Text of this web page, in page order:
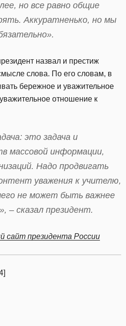
но все равно общие
Аккуратненько, но мы
назвал и престиж
слова. По его словам, в
бережное и уважительное
отношение к
это задача и
массовой информации,
Надо продвигать
уважения к учителю,
не может быть важнее
– сказал президент.
сайт президента России